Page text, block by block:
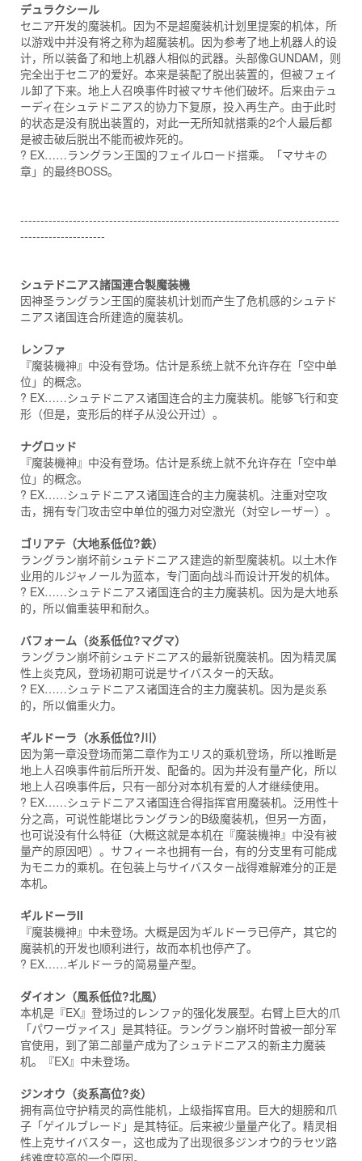
デュラクシール
セニア开发的魔装机。因为不是超魔装机计划里提案的机体，所
以游戏中并没有将之称为超魔装机。因为参考了地上机器人的设
计，所以装备了和地上机器人相似的武器。头部像GUNDAM，则
完全出于セニア的爱好。本来是装配了脱出装置的，但被フェイ
ル卸了下来。地上人召唤事件时被マサキ他们破坏。后来由テュ
ーディ在シュテドニアス的协力下复原，投入再生产。由于此时
的状态是没有脱出装置的，对此一无所知就搭乘的2个人最后都
是被击破后脱出不能而被炸死的。
? EX……ラングラン王国的フェイルロード搭乘。「マサキの
章」的最终BOSS。
-------------------------------------------------------------------------------
---------------------
シュテドニアス諸国連合製魔装機
因神圣ラングラン王国的魔装机计划而产生了危机感的シュテド
ニアス诸国连合所建造的魔装机。
レンファ
『魔装機神』中没有登场。估计是系统上就不允许存在「空中单
位」的概念。
? EX……シュテドニアス诸国连合的主力魔装机。能够飞行和变
形（但是，变形后的样子从没公开过）。
ナグロッド
『魔装機神』中没有登场。估计是系统上就不允许存在「空中单
位」的概念。
? EX……シュテドニアス诸国连合的主力魔装机。注重对空攻
击，拥有专门攻击空中单位的强力对空激光（対空レーザー）。
ゴリアテ（大地系低位?鉄）
ラングラン崩坏前シュテドニアス建造的新型魔装机。以土木作
业用的ルジャノール为蓝本，专门面向战斗而设计开发的机体。
? EX……シュテドニアス诸国连合的主力魔装机。因为是大地系
的，所以偏重装甲和耐久。
バフォーム（炎系低位?マグマ）
ラングラン崩坏前シュテドニアス的最新锐魔装机。因为精灵属
性上炎克风，登场初期可说是サイバスター的天敌。
? EX……シュテドニアス诸国连合的主力魔装机。因为是炎系
的，所以偏重火力。
ギルドーラ（水系低位?川）
因为第一章没登场而第二章作为エリス的乘机登场，所以推断是
地上人召唤事件前后所开发、配备的。因为并没有量产化，所以
地上人召唤事件后，只有一部分对本机有爱的人才继续使用。
? EX……シュテドニアス诸国连合得指挥官用魔装机。泛用性十
分之高，可说性能堪比ラングラン的B级魔装机，但另一方面，
也可说没有什么特征（大概这就是本机在『魔装機神』中没有被
量产的原因吧）。サフィーネ也拥有一台，有的分支里有可能成
为モニカ的乘机。在包装上与サイバスター战得难解难分的正是
本机。
ギルドーラII
『魔装機神』中未登场。大概是因为ギルドーラ已停产，其它的
魔装机的开发也顺利进行，故而本机也停产了。
? EX……ギルドーラ的简易量产型。
ダイオン（風系低位?北風）
本机是『EX』登场过的レンファ的强化发展型。右臂上巨大的爪
「パワーヴァイス」是其特征。ラングラン崩坏时曾被一部分军
官使用，到了第二部量产成为了シュテドニアス的新主力魔装
机。『EX』中未登场。
ジンオウ（炎系高位?炎）
拥有高位守护精灵的高性能机，上级指挥官用。巨大的翅膀和爪
子「ゲイルブレード」是其特征。后来被少量量产化了。精灵相
性上克サイバスター，这也成为了出现很多ジンオウ的ラセツ路
线难度较高的一个原因。